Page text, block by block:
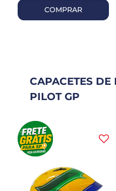
COMPRAR
CAPACETES DE
PILOT GP